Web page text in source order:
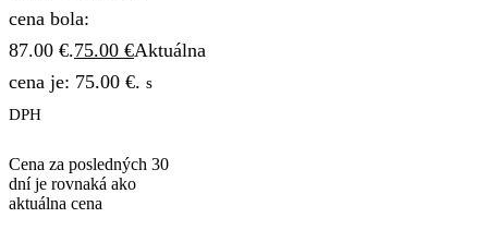
cena bola:
87.00 €.75.00 €Aktuálna
cena je: 75.00 €. s
DPH
Cena za posledných 30
dní je rovnaká ako
aktuálna cena